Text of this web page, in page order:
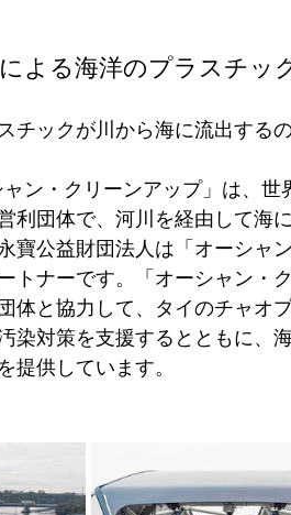
よる海洋のプラスチッ
チックが川から海に流出する
ャン・クリーンアップ」は、
利団体で、河川を経由して海
寶公益財団法人は「オーシャ
トナーです。「オーシャン・
体と協力して、タイのチャオ
染対策を支援するとともに、
提供しています。